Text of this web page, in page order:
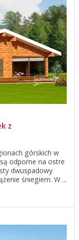
z
górskich w
odporne na ostre
dwuspadowy
śniegiem. W ...